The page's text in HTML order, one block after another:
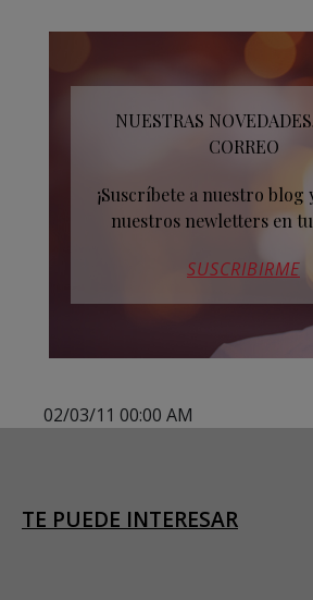
NUESTRAS
CORREO
¡Suscríbete a nuestro blog
nuestros newletters en
SUSCRIBIRME
02/03/11 00:00 AM
TE PUEDE INTERESAR